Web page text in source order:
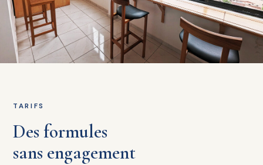
TARIFS
Des formules
sans engagement